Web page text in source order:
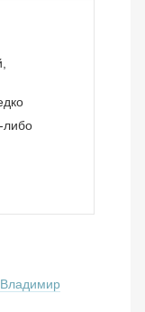
либо